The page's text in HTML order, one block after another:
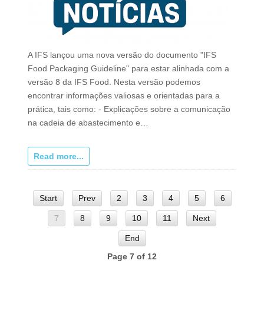
A IFS lançou uma nova versão do documento "IFS
Food Packaging Guideline" para estar alinhada com a
versão 8 da IFS Food. Nesta versão podemos
encontrar informações valiosas e orientadas para a
prática, tais como: - Explicações sobre a comunicação
na cadeia de abastecimento e…
Read more...
Start Prev 2 3 4 5 6
7 8 9 10 11 Next
End
Page 7 of 12